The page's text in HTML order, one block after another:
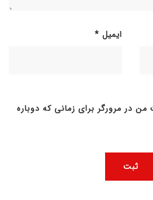
ایمیل *
در مرورگر برای زمانی که دوباره